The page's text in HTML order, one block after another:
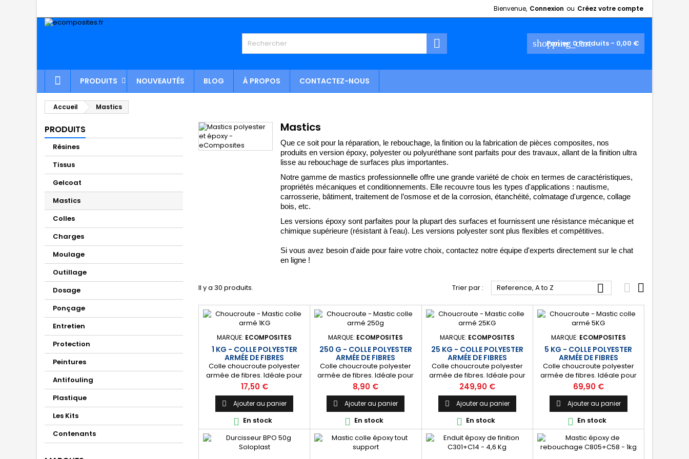
Bienvenue, Connexion ou Créez votre compte
shopping_cart
Panier: 0Produits - 0,00 €

PRODUITS NOUVEAUTÉS BLOG À PROPOS CONTACTEZ-NOUS
Accueil Mastics
PRODUITS
Résines
Tissus
Gelcoat
Mastics
Colles
Charges
Moulage
Outillage
Dosage
Ponçage
Entretien
Protection
Peintures
Antifouling
Plastique
Les Kits
Contenants
Mastics
Que ce soit pour la réparation, le rebouchage, la finition ou la fabrication de pièces composites, nos
produits en version époxy, polyester ou polyuréthane sont parfaits pour des travaux, allant de la finition ultra
lisse au rebouchage de surfaces plus importantes.
Notre gamme de mastics professionnelle offre une grande variété de choix en termes de caractéristiques,
propriétés mécaniques et conditionnements. Elle recouvre tous les types d'applications : nautisme,
carrosserie, bâtiment, traitement de l’osmose et de la corrosion, étanchéité, colmatage d'urgence, collage
bois, etc.
Les versions époxy sont parfaites pour la plupart des surfaces et fournissent une résistance mécanique et
chimique supérieure (résistant à l'eau). Les versions polyester sont plus flexibles et compétitives.
Si vous avez besoin d'aide pour faire votre choix, contactez notre équipe d'experts directement sur le chat
en ligne !
Il y a 30 produits. Trier par : Reference, A to Z   
MARQUE: ECOMPOSITES
1 KG - COLLE POLYESTER
ARMÉE DE FIBRES
Colle choucroute polyester
armée de fibres. Idéale pour
le collage en joints épais ou le
comblement de cavités. ⚙️
[Résistante] Colle renforcée
aux fibres de verre, résistante
aux fortes contraintes
mécaniques. Convient à tout
type de besoin : bateau,
carrosserie, bâtiment, etc. 🔝
Prix
17,50 €
 Ajouter au panier
 En stock
MARQUE: ECOMPOSITES
250 G - COLLE POLYESTER
ARMÉE DE FIBRES
Colle choucroute polyester
armée de fibres. Idéale pour
le collage en joints épais ou le
comblement de cavités. ⚙️
[Résistante] Colle renforcée
aux fibres de verre, résistante
aux fortes contraintes
mécaniques. Convient à tout
type de besoin : bateau,
carrosserie, bâtiment, etc. 🔝
Prix
8,90 €
 Ajouter au panier
 En stock
MARQUE: ECOMPOSITES
25 KG - COLLE POLYESTER
ARMÉE DE FIBRES
Colle choucroute polyester
armée de fibres. Idéale pour
le collage en joints épais ou le
comblement de cavités. ⚙️
[Résistante] Colle renforcée
aux fibres de verre, résistante
aux fortes contraintes
mécaniques. Convient à tout
type de besoin : bateau,
carrosserie, bâtiment, etc. 🔝
Prix
249,90 €
 Ajouter au panier
 En stock
MARQUE: ECOMPOSITES
5 KG - COLLE POLYESTER
ARMÉE DE FIBRES
Colle choucroute polyester
armée de fibres. Idéale pour
le collage en joints épais ou le
comblement de cavités. ⚙️
[Résistante] Colle renforcée
aux fibres de verre, résistante
aux fortes contraintes
mécaniques. Convient à tout
type de besoin : bateau,
carrosserie, bâtiment, etc. 🔝
Prix
69,90 €
 Ajouter au panier
 En stock